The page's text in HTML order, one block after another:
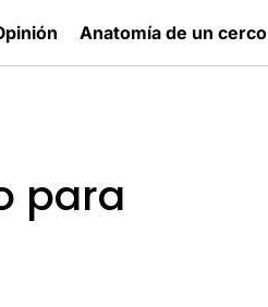
Anatomía de un cerco
para